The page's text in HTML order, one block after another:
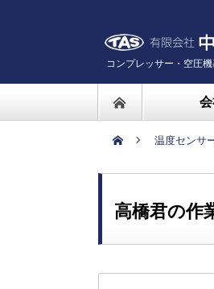
コンプレッサー・空圧
温度センサ
高橋君の作